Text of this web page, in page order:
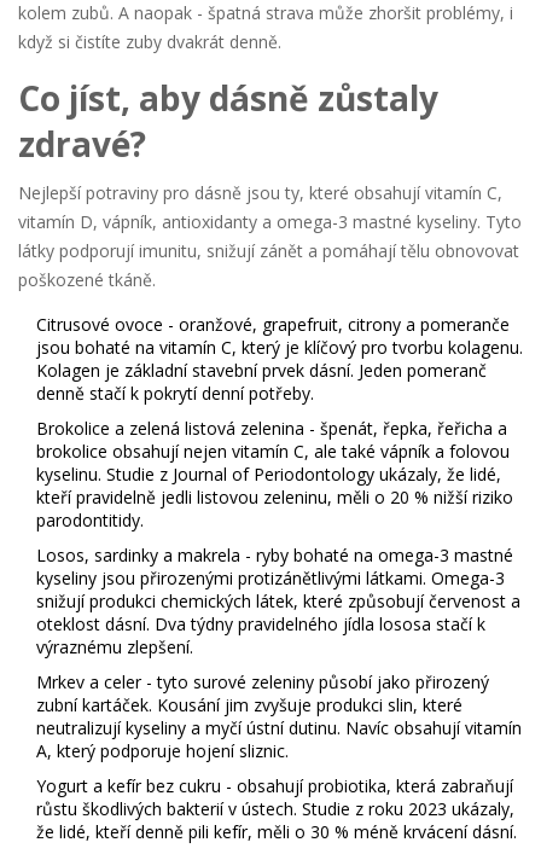
kolem zubů. A naopak - špatná strava může zhoršit problémy, i
když si čistíte zuby dvakrát denně.
Co jíst, aby dásně zůstaly
zdravé?
Nejlepší potraviny pro dásně jsou ty, které obsahují vitamín C,
vitamín D, vápník, antioxidanty a omega-3 mastné kyseliny. Tyto
látky podporují imunitu, snižují zánět a pomáhají tělu obnovovat
poškozené tkáně.
Citrusové ovoce - oranžové, grapefruit, citrony a pomeranče
jsou bohaté na vitamín C, který je klíčový pro tvorbu kolagenu.
Kolagen je základní stavební prvek dásní. Jeden pomeranč
denně stačí k pokrytí denní potřeby.
Brokolice a zelená listová zelenina - špenát, řepka, řeřicha a
brokolice obsahují nejen vitamín C, ale také vápník a folovou
kyselinu. Studie z Journal of Periodontology ukázaly, že lidé,
kteří pravidelně jedli listovou zeleninu, měli o 20 % nižší riziko
parodontitidy.
Losos, sardinky a makrela - ryby bohaté na omega-3 mastné
kyseliny jsou přirozenými protizánětlivými látkami. Omega-3
snižují produkci chemických látek, které způsobují červenost a
oteklost dásní. Dva týdny pravidelného jídla lososa stačí k
výraznému zlepšení.
Mrkev a celer- tyto surové zeleniny působí jako přirozený
zubní kartáček. Kousání jim zvyšuje produkci slin, které
neutralizují kyseliny a myčí ústní dutinu. Navíc obsahují vitamín
A, který podporuje hojení sliznic.
Yogurt a kefír bez cukru - obsahují probiotika, která zabraňují
růstu škodlivých bakterií v ústech. Studie z roku 2023 ukázaly,
že lidé, kteří denně pili kefír, měli o 30 % méně krvácení dásní.